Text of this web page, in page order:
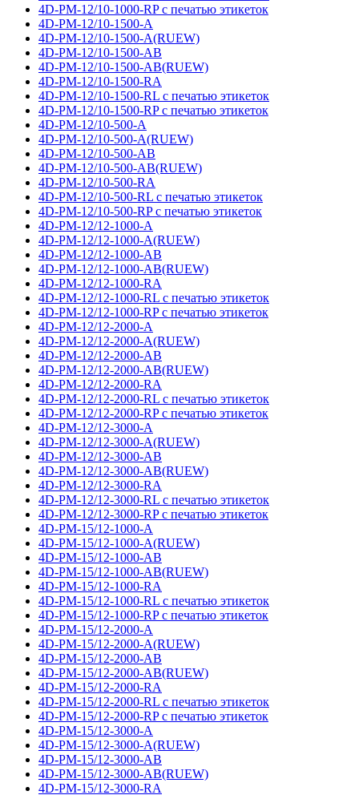
4D-PM-12/10-1000-RP с печатью этикеток
4D-PM-12/10-1500-A
4D-PM-12/10-1500-A(RUEW)
4D-PM-12/10-1500-AB
4D-PM-12/10-1500-AB(RUEW)
4D-PM-12/10-1500-RA
4D-PM-12/10-1500-RL с печатью этикеток
4D-PM-12/10-1500-RP с печатью этикеток
4D-PM-12/10-500-A
4D-PM-12/10-500-A(RUEW)
4D-PM-12/10-500-AB
4D-PM-12/10-500-AB(RUEW)
4D-PM-12/10-500-RA
4D-PM-12/10-500-RL с печатью этикеток
4D-PM-12/10-500-RP с печатью этикеток
4D-PM-12/12-1000-A
4D-PM-12/12-1000-A(RUEW)
4D-PM-12/12-1000-AB
4D-PM-12/12-1000-AB(RUEW)
4D-PM-12/12-1000-RA
4D-PM-12/12-1000-RL с печатью этикеток
4D-PM-12/12-1000-RP с печатью этикеток
4D-PM-12/12-2000-A
4D-PM-12/12-2000-A(RUEW)
4D-PM-12/12-2000-AB
4D-PM-12/12-2000-AB(RUEW)
4D-PM-12/12-2000-RA
4D-PM-12/12-2000-RL с печатью этикеток
4D-PM-12/12-2000-RP с печатью этикеток
4D-PM-12/12-3000-A
4D-PM-12/12-3000-A(RUEW)
4D-PM-12/12-3000-AB
4D-PM-12/12-3000-AB(RUEW)
4D-PM-12/12-3000-RA
4D-PM-12/12-3000-RL с печатью этикеток
4D-PM-12/12-3000-RP с печатью этикеток
4D-PM-15/12-1000-A
4D-PM-15/12-1000-A(RUEW)
4D-PM-15/12-1000-AB
4D-PM-15/12-1000-AB(RUEW)
4D-PM-15/12-1000-RA
4D-PM-15/12-1000-RL с печатью этикеток
4D-PM-15/12-1000-RP с печатью этикеток
4D-PM-15/12-2000-A
4D-PM-15/12-2000-A(RUEW)
4D-PM-15/12-2000-AB
4D-PM-15/12-2000-AB(RUEW)
4D-PM-15/12-2000-RA
4D-PM-15/12-2000-RL с печатью этикеток
4D-PM-15/12-2000-RP с печатью этикеток
4D-PM-15/12-3000-A
4D-PM-15/12-3000-A(RUEW)
4D-PM-15/12-3000-AB
4D-PM-15/12-3000-AB(RUEW)
4D-PM-15/12-3000-RA